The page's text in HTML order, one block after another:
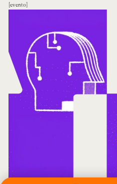
evento